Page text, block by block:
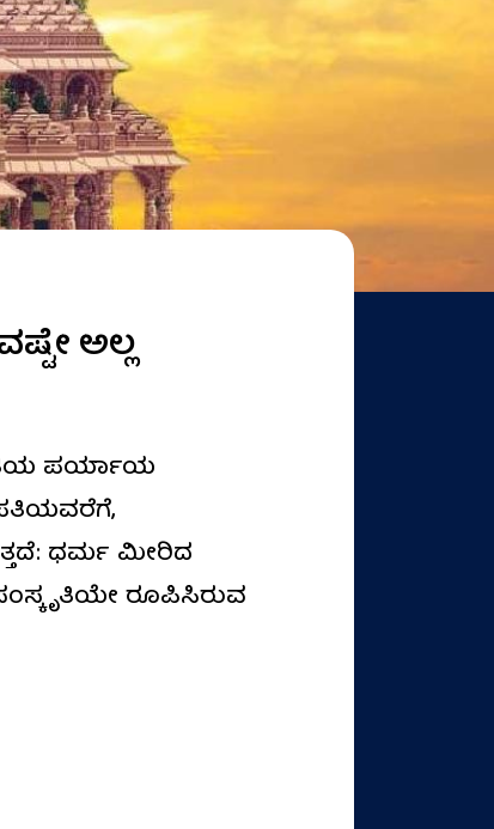
ಅಲ್ಲ
ಪರ್ಯಾಯ
ಧರ್ಮ ಮೀರಿದ
ರೂಪಿಸಿರುವ